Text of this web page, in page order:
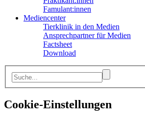
Famulant:innen
Mediencenter
Tierklinik in den Medien
Ansprechpartner für Medien
Factsheet
Download
Cookie-Einstellungen